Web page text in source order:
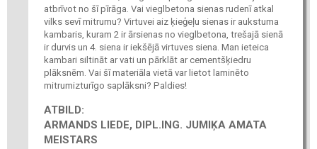
atbrīvot no šī pīrāga. Vai vieglbetona sienas rudenī atkal
vilks sevī mitrumu? Virtuvei aiz ķieģeļu sienas ir aukstuma
kambaris, kuram 2 ir ārsienas no vieglbetona, trešajā sienā
ir durvis un 4. siena ir iekšējā virtuves siena. Man ieteica
kambari siltināt ar vati un pārklāt ar cementšķiedru
plāksnēm. Vai šī materiāla vietā var lietot laminēto
mitrumizturīgo saplāksni? Paldies!
ATBILD:
ARMANDS LIEDE, DIPL.ING. JUMIĶA AMATA
MEISTARS